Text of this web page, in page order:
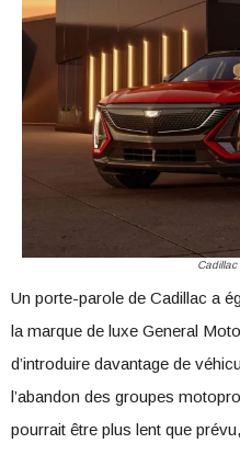
Un porte-parole de Cadillac a
la marque de luxe General
d’introduire davantage de
l’abandon des groupes
pourrait être plus lent que